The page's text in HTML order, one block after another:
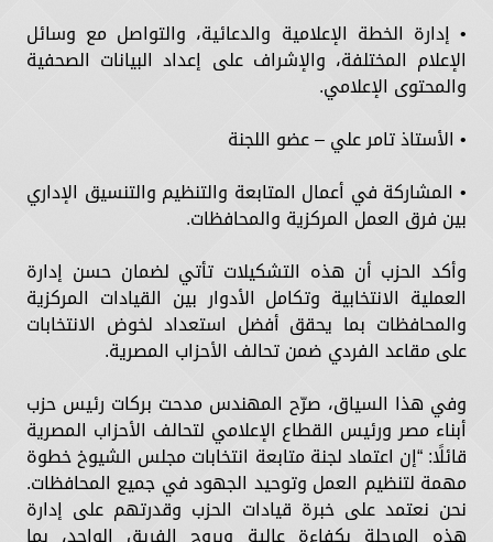
• إدارة الخطة الإعلامية والدعائية، والتواصل مع وسائل
الإعلام المختلفة، والإشراف على إعداد البيانات الصحفية
والمحتوى الإعلامي.
• الأستاذ تامر علي – عضو اللجنة
• المشاركة في أعمال المتابعة والتنظيم والتنسيق الإداري
بين فرق العمل المركزية والمحافظات.
وأكد الحزب أن هذه التشكيلات تأتي لضمان حسن إدارة
العملية الانتخابية وتكامل الأدوار بين القيادات المركزية
والمحافظات بما يحقق أفضل استعداد لخوض الانتخابات
على مقاعد الفردي ضمن تحالف الأحزاب المصرية.
وفي هذا السياق، صرّح المهندس مدحت بركات رئيس حزب
أبناء مصر ورئيس القطاع الإعلامي لتحالف الأحزاب المصرية
قائلًا: “إن اعتماد لجنة متابعة انتخابات مجلس الشيوخ خطوة
مهمة لتنظيم العمل وتوحيد الجهود في جميع المحافظات.
نحن نعتمد على خبرة قيادات الحزب وقدرتهم على إدارة